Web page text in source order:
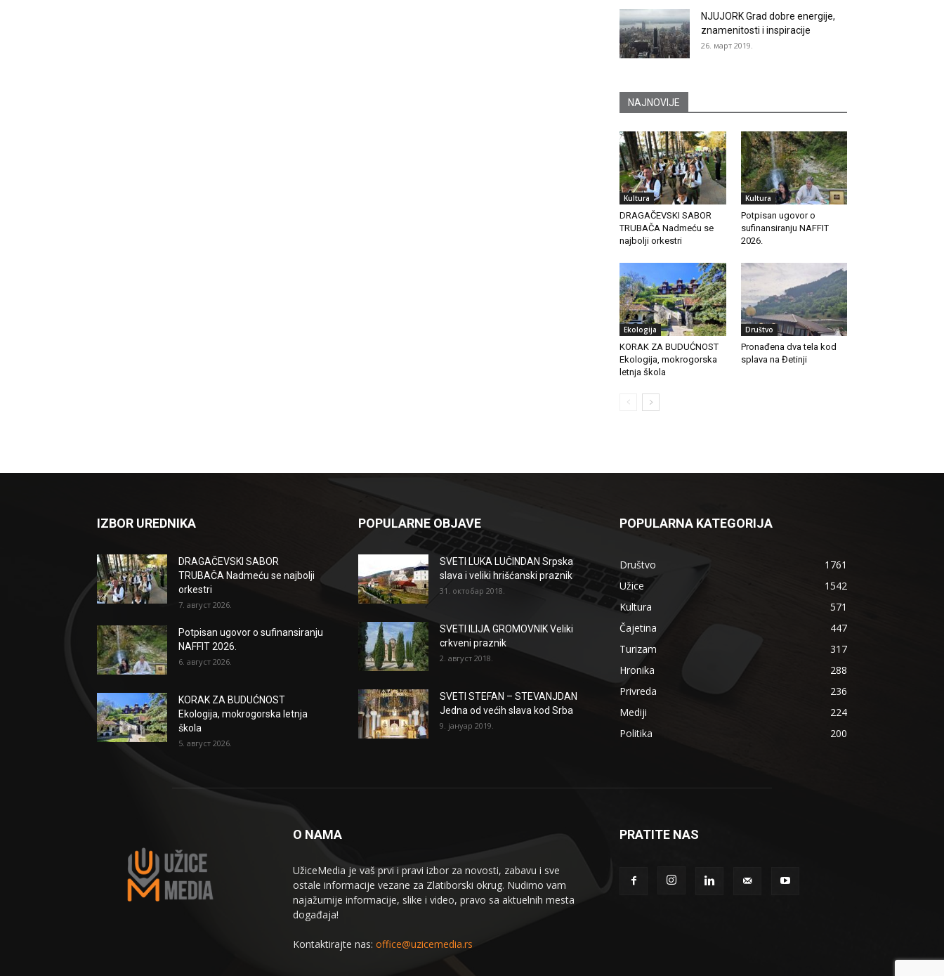
NJUJORK Grad dobre energije,
znamenitosti i inspiracije
26. март 2019.
NAJNOVIJE
Kultura
DRAGAČEVSKI SABOR
TRUBAČA Nadmeću se
najbolji orkestri
Kultura
Potpisan ugovor o
sufinansiranju NAFFIT
2026.
Ekologija
KORAK ZA BUDUĆNOST
Ekologija, mokrogorska
letnja škola
Društvo
Pronađena dva tela kod
splava na Đetinji
IZBOR UREDNIKA
DRAGAČEVSKI SABOR
TRUBAČA Nadmeću se najbolji
orkestri
7. август 2026.
Potpisan ugovor o sufinansiranju
NAFFIT 2026.
6. август 2026.
KORAK ZA BUDUĆNOST
Ekologija, mokrogorska letnja
škola
5. август 2026.
POPULARNE OBJAVE
SVETI LUKA LUČINDAN Srpska
slava i veliki hrišćanski praznik
31. октобар 2018.
SVETI ILIJA GROMOVNIK Veliki
crkveni praznik
2. август 2018.
SVETI STEFAN – STEVANJDAN
Jedna od većih slava kod Srba
9. јануар 2019.
POPULARNA KATEGORIJA
Društvo
1761
Užice
1542
Kultura
571
Čajetina
447
Turizam
317
Hronika
288
Privreda
236
Mediji
224
Politika
200
O NAMA
UžiceMedia je vaš prvi i pravi izbor za novosti, zabavu i sve
ostale informacije vezane za Zlatiborski okrug. Nudimo vam
najažurnije informacije, slike i video, pravo sa aktuelnih mesta
događaja!
Kontaktirajte nas: office@uzicemedia.rs
PRATITE NAS